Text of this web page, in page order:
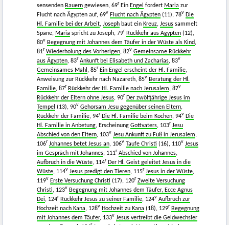
sensenden Bauern gewiesen, 69r Ein Engel fordert Maria zur
Flucht nach Ägypten auf, 69v Flucht nach Ägypten (11), 78v Die
Hl. Familie bei der Arbeit, Joseph baut ein Kreuz, Jesus sammelt
Späne, Maria spricht zu Joseph, 79r Rückkehr aus Ägypten (12),
80v Begegnung mit Johannes dem Täufer in der Wüste als Kind,
81r Wiederholung des Vorherigen, 82v Gemeinsame Rückkehr
aus Ägypten, 83r Ankunft bei Elisabeth und Zacharias, 83v
Gemeinsames Mahl , 85r Ein Engel erscheint der Hl. Familie,
Anweisung zur Rückkehr nach Nazareth, 85v Beratung der Hl.
Familie, 87r Rückkehr der Hl. Familie nach Jerusalem, 87v
Rückkehr der Eltern ohne Jesus, 90r Der zwölfjährige Jesus im
Tempel (13), 90v Gehorsam Jesu gegenüber seinen Eltern,
Rückkehr der Familie, 94r Die Hl. Familie beim Kochen, 94v Die
Hl. Familie in Anbetung, Erscheinung Gottvaters, 103r Jesu
Abschied von den Eltern, 103v Jesu Ankunft zu Fuß in Jerusalem,
106r Johannes betet Jesus an, 106v Taufe Christi (16), 110v Jesus
im Gespräch mit Johannes, 111r Abschied von Johannes,
Aufbruch in die Wüste, 114r Der Hl. Geist geleitet Jesus in die
Wüste, 114v Jesus predigt den Tieren, 115r Jesus in der Wüste,
119v Erste Versuchung Christi (17), 120r Zweite Versuchung
Christi, 123v Begegnung mit Johannes dem Täufer, Ecce Agnus
Dei, 124r Rückkehr Jesus zu seiner Familie, 124v Aufbruch zur
Hochzeit nach Kana, 128v Hochzeit zu Kana (18), 129r Begegnung
mit Johannes dem Täufer, 133v Jesus vertreibt die Geldwechsler